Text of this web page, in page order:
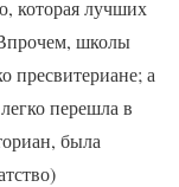
которая лучших
школы
пресвитериане; а
перешла в
была